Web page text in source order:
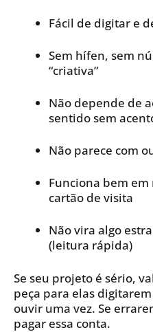
Fácil de digitar e
Sem hífen, sem
“criativa”
Não depende de
sentido sem
Não parece com
Funciona bem
cartão de visita
Não vira algo
(leitura rápida)
Se seu projeto é sério,
peça para elas
ouvir uma vez. Se
pagar essa conta.